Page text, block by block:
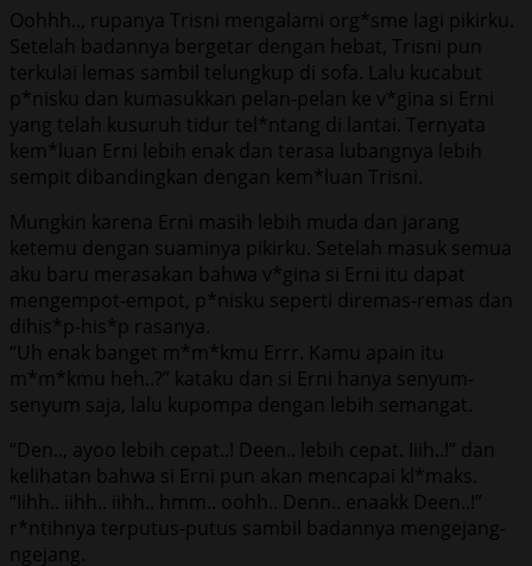
Oohhh.., rupanya Trisni mengalami org*sme lagi pikirku.
Setelah badannya bergetar dengan hebat, Trisni pun
terkulai lemas sambil telungkup di sofa. Lalu kucabut
p*nisku dan kumasukkan pelan-pelan ke v*gina si Erni
yang telah kusuruh tidur tel*ntang di lantai. Ternyata
kem*luan Erni lebih enak dan terasa lubangnya lebih
sempit dibandingkan dengan kem*luan Trisni.
Mungkin karena Erni masih lebih muda dan jarang
ketemu dengan suaminya pikirku. Setelah masuk semua
aku baru merasakan bahwa v*gina si Erni itu dapat
mengempot-empot, p*nisku seperti diremas-remas dan
dihis*p-his*p rasanya.
“Uh enak banget m*m*kmu Errr. Kamu apain itu
m*m*kmu heh..?” kataku dan si Erni hanya senyum-
senyum saja, lalu kupompa dengan lebih semangat.
“Den.., ayoo lebih cepat..! Deen.. lebih cepat. Iiih..!” dan
kelihatan bahwa si Erni pun akan mencapai kl*maks.
“Iihh.. iihh.. iihh.. hmm.. oohh.. Denn.. enaakk Deen..!”
r*ntihnya terputus-putus sambil badannya mengejang-
ngejang.